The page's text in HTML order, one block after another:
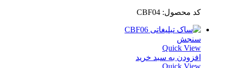
کد محصول: CBF04
سنجش
Quick View
افزودن به سبد خرید